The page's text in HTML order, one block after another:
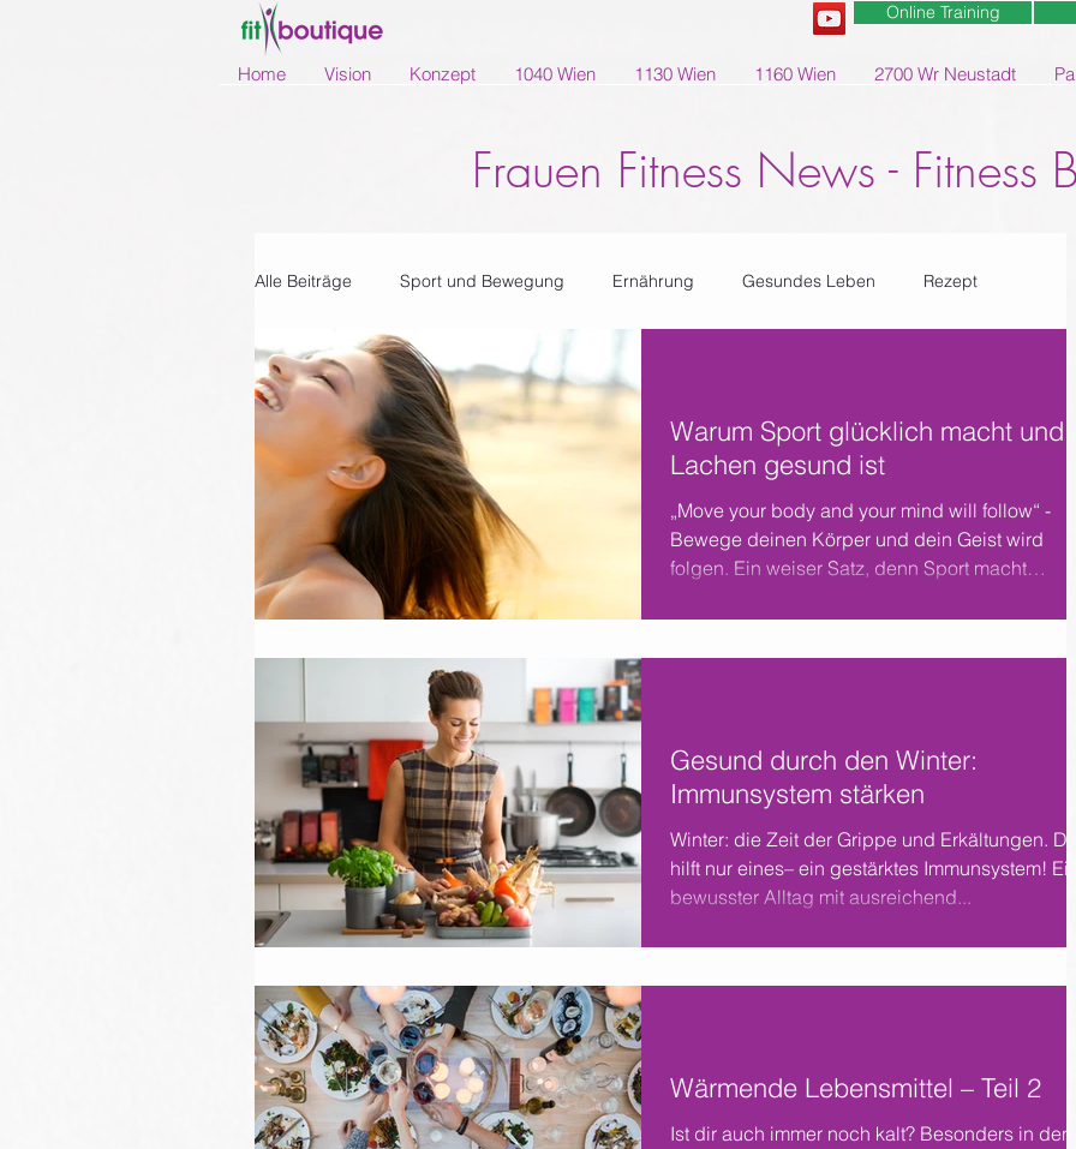
Online Training
Home Vision Konzept 1040 Wien 1130 Wien 1160 Wien 2700 Wr Neustadt
Frauen Fitness News - Fitness
Alle Beiträge Sport und Bewegung Ernährung Gesundes Leben Rezept
Rezepte Newsletter
Warum Sport glücklich macht und
Lachen gesund ist
„Move your body and your mind will follow“ -
Bewege deinen Körper und dein Geist wird
folgen. Ein weiser Satz, denn Sport macht
Gesund durch den Winter:
Immunsystem stärken
Winter: die Zeit der Grippe und Erkältungen.
hilft nur eines– ein gestärktes Immunsystem!
bewusster Alltag mit ausreichend...
Wärmende Lebensmittel – Teil 2
Ist dir auch immer noch kalt? Besonders in den